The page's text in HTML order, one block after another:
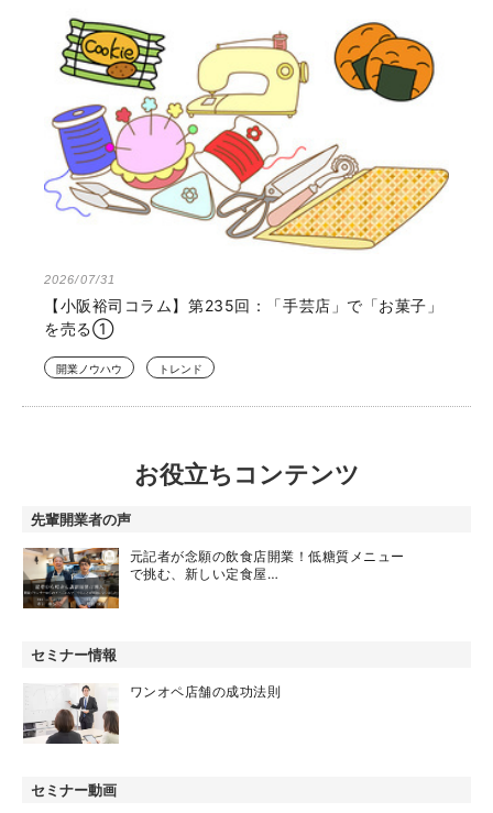
2026/07/31
【小阪裕司コラム】第235回：「手芸店」で「お菓子」
を売る①
開業ノウハウ トレンド
お役立ちコンテンツ
先輩開業者の声
元記者が念願の飲食店開業！低糖質メニュー
で挑む、新しい定食屋…
セミナー情報
ワンオペ店舗の成功法則
セミナー動画